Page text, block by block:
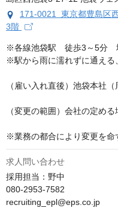
171-0021 東京都豊島区
3階
※各線池袋駅　徒歩3～5分
※駅から雨に濡れずに通える
（雇い入れ直後）池袋本社（
（変更の範囲）会社の定め
※業務の都合により変更を命
求人問い合わせ
採用担当：野中
080-2953-7582
recruiting_epl@eps.co.jp